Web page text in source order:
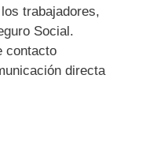
trabajadores,
Social.
contacto
directa